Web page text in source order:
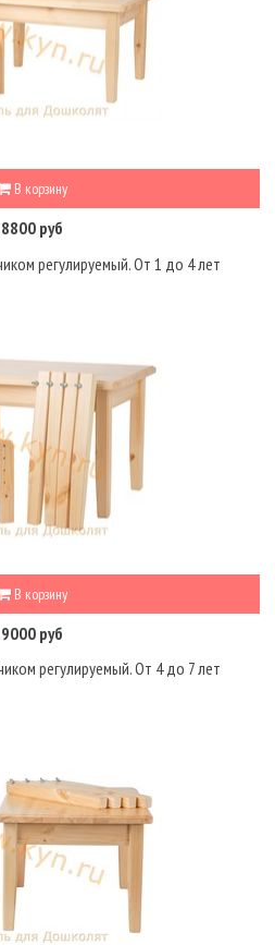
В корзину
8800 руб
регулируемый. От 1 до 4 лет
В корзину
9000 руб
регулируемый. От 4 до 7 лет